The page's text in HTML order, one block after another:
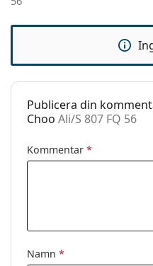
Varumärke:
Enligt
Publicera din
Choo Ali/S 807 FQ 56
Kommentar *
Namn *